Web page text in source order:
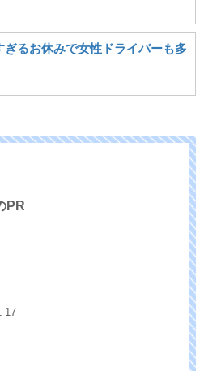
ぎるお休みで女性ドライバーも多
PR
17